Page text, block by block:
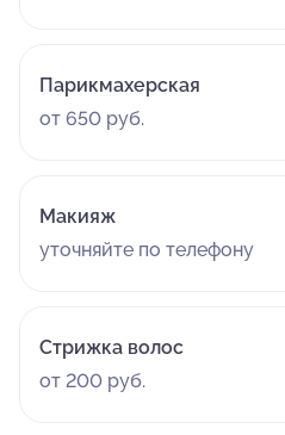
Парикмахерская
от 650 руб.
Макияж
уточняйте по телефону
Стрижка волос
от 200 руб.